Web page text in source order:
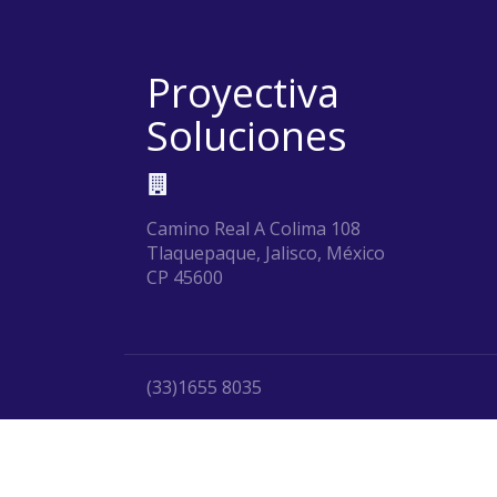
Proyectiva
Soluciones
Camino Real A Colima 108
Tlaquepaque, Jalisco, México
CP 45600
(33)1655 8035